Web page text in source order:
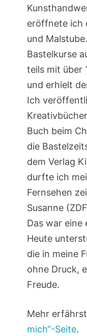
eröffnete ich
und
Bastelkurse
teils mit über
und erhielt
Ich
Buch beim
die
dem Verlag
durfte ich
Fernsehen
Susanne
Das war eine
Heute
die in meine
ohne Druck,
Freude.
Mehr
mich“-Seite.